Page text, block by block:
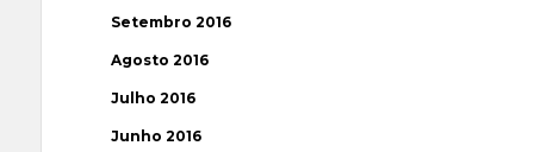
Setembro 2016
Agosto 2016
Julho 2016
Junho 2016